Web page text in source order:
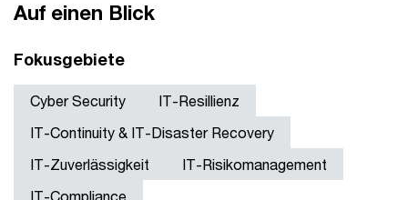
Auf einen Blick
Fokusgebiete
Cyber Security
IT-Resillienz
IT-Continuity & IT-Disaster Recovery
IT-Zuverlässigkeit
IT-Risikomanagement
IT-Compliance